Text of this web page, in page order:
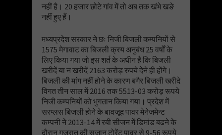
नहीं है। 20 हजार छोटे गांव में तो अब तक खंभे खङे
नहीं हुए हैं।
मध्यप्रदेश सरकार ने छः निजी बिजली कम्पनियों से
1575 मेगावाट का बिजली क्रय अनुबंध 25 वर्षों के
लिए किया गया जो इस शर्त के अधीन है कि बिजली
खरीदें या न खरीदें 2163 करोड़ रुपये देने ही होंगे।
बिजली की मांग नहीं होने के कारण बगैर बिजली खरीदे
विगत तीन साल में 2016 तक 5513-03 करोड़ रूपये
निजी कम्पनियों को भुगतान किया गया। प्रदेश में
सरप्लस बिजली होने के बावजूद पावर मेनेजमेन्ट
कम्पनी ने 2013-14 में रबी सीजन में डिमांड बढने के
दौरान गुजरात की सुजान टोरेंट पावर से 9-56 रूपये